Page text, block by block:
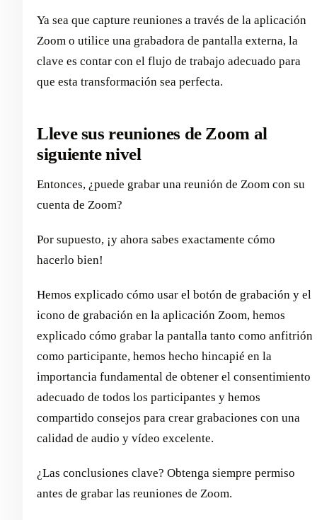
Ya sea que capture reuniones a través de la aplicación
Zoom o utilice una grabadora de pantalla externa, la
clave es contar con el flujo de trabajo adecuado para
que esta transformación sea perfecta.
Lleve sus reuniones de Zoom al
siguiente nivel
Entonces, ¿puede grabar una reunión de Zoom con su
cuenta de Zoom?
Por supuesto, ¡y ahora sabes exactamente cómo
hacerlo bien!
Hemos explicado cómo usar el botón de grabación y el
icono de grabación en la aplicación Zoom, hemos
explicado cómo grabar la pantalla tanto como anfitrión
como participante, hemos hecho hincapié en la
importancia fundamental de obtener el consentimiento
adecuado de todos los participantes y hemos
compartido consejos para crear grabaciones con una
calidad de audio y vídeo excelente.
¿Las conclusiones clave? Obtenga siempre permiso
antes de grabar las reuniones de Zoom.